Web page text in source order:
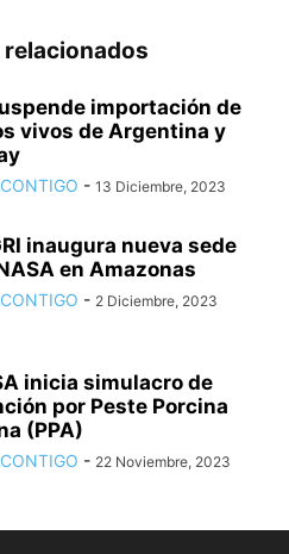
importación de
vivos de Argentina y
- 13 Diciembre, 2023
inaugura nueva sede
en Amazonas
- 2 Diciembre, 2023
inicia simulacro de
por Peste Porcina
(PPA)
- 22 Noviembre, 2023